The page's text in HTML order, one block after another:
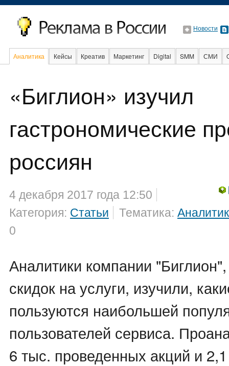
Новости
Аналитика Кейсы Креатив Маркетинг Digital SMM СМИ
«Биглион» изучил
гастрономические
россиян
4 декабря 2017 года 12:50
Категория: Статьи Тематика:
0
Аналитики компании "Биглион",
скидок на услуги, изучили,
пользуются наибольшей
пользователей сервиса.
6 тыс. проведенных акций и